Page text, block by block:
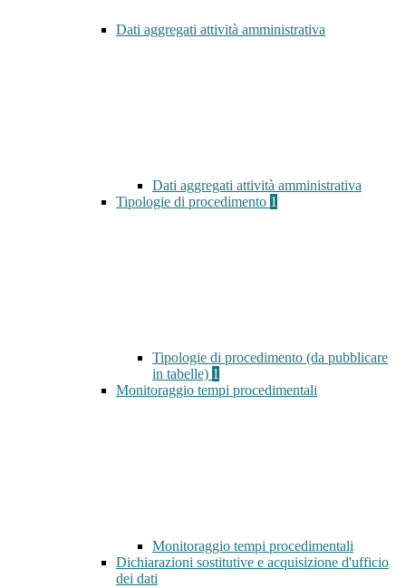
Dati aggregati attività amministrativa
Dati aggregati attività amministrativa
Tipologie di procedimento 1
Tipologie di procedimento (da pubblicare
in tabelle) 1
Monitoraggio tempi procedimentali
Monitoraggio tempi procedimentali
Dichiarazioni sostitutive e acquisizione d'ufficio
dei dati